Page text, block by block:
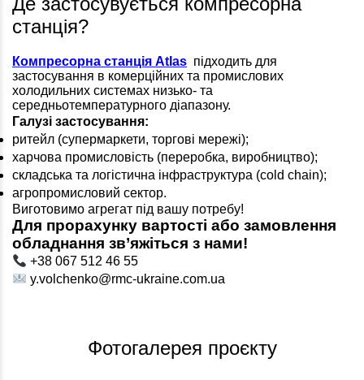
станція?
Компресорна станція Atlas підходить для
застосування в комерційних та промислових
холодильних системах низько- та
середньотемпературного діапазону.
Галузі застосування:
ритейл (супермаркети, торгові мережі);
харчова промисловість (переробка, виробництво);
складська та логістична інфраструктура (cold chain);
агропромисловий сектор.
Виготовимо агрегат під вашу потребу!
Для прорахунку вартості або замовлення
обладнання зв’яжіться з нами!
+38 067 512 46 55
y.volchenko@rmc-ukraine.com.ua
Фотогалерея проєкту